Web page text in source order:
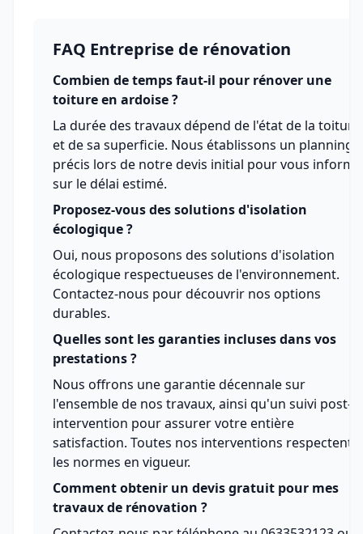
FAQ Entreprise de rénovation
Combien de temps faut-il pour rénover une
toiture en ardoise ?
La durée des travaux dépend de l'état de la toiture
et de sa superficie. Nous établissons un planning
précis lors de notre devis initial pour vous
sur le délai estimé.
Proposez-vous des solutions d'isolation
écologique ?
Oui, nous proposons des solutions d'isolation
écologique respectueuses de l'environnement.
Contactez-nous pour découvrir nos options
durables.
Quelles sont les garanties incluses dans vos
prestations ?
Nous offrons une garantie décennale sur
l'ensemble de nos travaux, ainsi qu'un suivi post-
intervention pour assurer votre entière
satisfaction. Toutes nos interventions respectent
les normes en vigueur.
Comment obtenir un devis gratuit pour mes
travaux de rénovation ?